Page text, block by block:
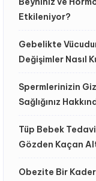
Etkileniyor?
Gebelikte
Değişimler Nasıl
Spermlerinizin
Sağlığınız
Tüp Bebek
Gözden Kaçan
Obezite Bir